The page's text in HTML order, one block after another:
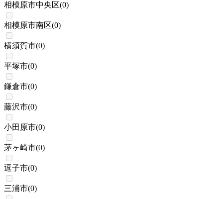
相模原市中央区(0)
相模原市南区(0)
横須賀市(0)
平塚市(0)
鎌倉市(0)
藤沢市(0)
小田原市(0)
茅ヶ崎市(0)
逗子市(0)
三浦市(0)